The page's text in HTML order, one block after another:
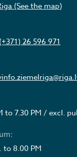
(See the map)
(+371) 26 596 971
to 7.30 PM / excl.
to 8.00 PM